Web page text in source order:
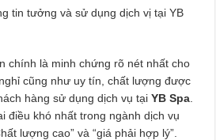
tin tưởng và sử dụng dịch vị tại YB
chính là minh chứng rõ nét nhất cho
cũng như uy tín, chất lượng được
hàng sử dụng dịch vụ tạiYB Spa
điều khó nhất trong ngành dịch vụ
lượng cao” và “giá phải hợp lý”.